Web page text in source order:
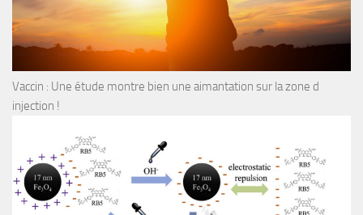
Vaccin : Une étude montre bien une aimantation sur la zone d
injection !